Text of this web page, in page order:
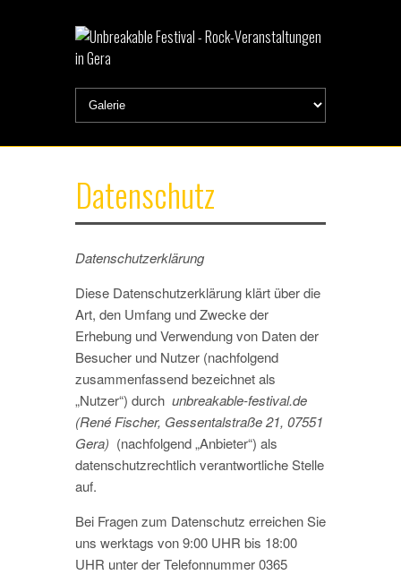
Datenschutz
Datenschutzerklärung
Diese Datenschutzerklärung klärt über die
Art, den Umfang und Zwecke der
Erhebung und Verwendung von Daten der
Besucher und Nutzer (nachfolgend
zusammenfassend bezeichnet als
„Nutzer“) durch unbreakable-festival.de
(René Fischer, Gessentalstraße 21, 07551
Gera) (nachfolgend „Anbieter“) als
datenschutzrechtlich verantwortliche Stelle
auf.
Bei Fragen zum Datenschutz erreichen Sie
uns werktags von 9:00 UHR bis 18:00
UHR unter der Telefonnummer 0365